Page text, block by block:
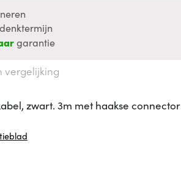
garantie
vergelijking
zwart. 3m met haakse connector